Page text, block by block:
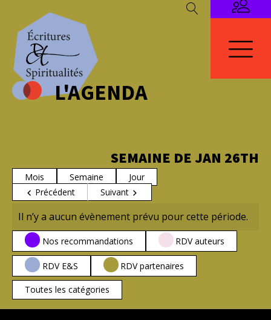
L'AGENDA
SEMAINE DE JAN 26TH
Mois Semaine
Jour
Précédent
Suivant
Il n’y a aucun évènement prévu pour cette période.
CATÉGORIESNos recommandations RDV auteurs
RDV E&S RDV partenaires
Toutes les catégories